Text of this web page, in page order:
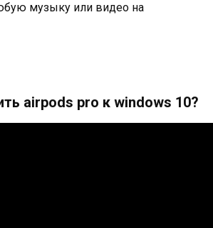
музыку или видео на
airpods pro к windows 10?